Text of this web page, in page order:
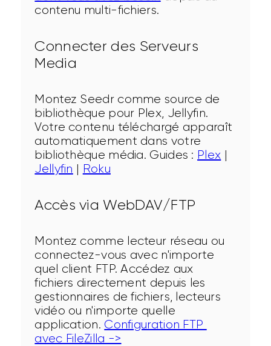
contenu multi-fichiers.
Connecter des Serveurs
Media
Montez Seedr comme source de
bibliothèque pour Plex, Jellyfin.
Votre contenu téléchargé apparaît
automatiquement dans votre
bibliothèque média. Guides : Plex |
Jellyfin | Roku
Accès via WebDAV/FTP
Montez comme lecteur réseau ou
connectez-vous avec n'importe
quel client FTP. Accédez aux
fichiers directement depuis les
gestionnaires de fichiers, lecteurs
vidéo ou n'importe quelle
application. Configuration FTP
avec FileZilla ->